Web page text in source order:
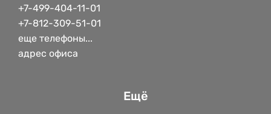
+7-499-404-11-01
+7-812-309-51-01
еще телефоны...
адрес офиса
Ещё